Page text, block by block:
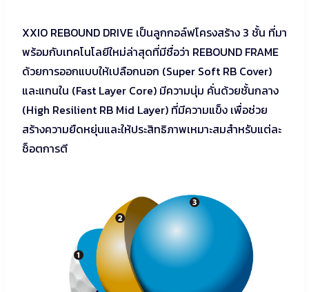
XXIO REBOUND DRIVE เป็นลูกกอล์ฟโครงสร้าง 3 ชั้น ที่มา
พร้อมกับเทคโนโลยีใหม่ล่าสุดที่มีชื่อว่า REBOUND FRAME
ด้วยการออกแบบให้เปลือกนอก (Super Soft RB Cover)
และแกนใน (Fast Layer Core) มีความนุ่ม คั่นด้วยชั้นกลาง
(High Resilient RB Mid Layer) ที่มีความแข็ง เพื่อช่วย
สร้างความยืดหยุ่นและให้ประสิทธิภาพเหมาะสมสำหรับแต่ละ
ช็อตการตี